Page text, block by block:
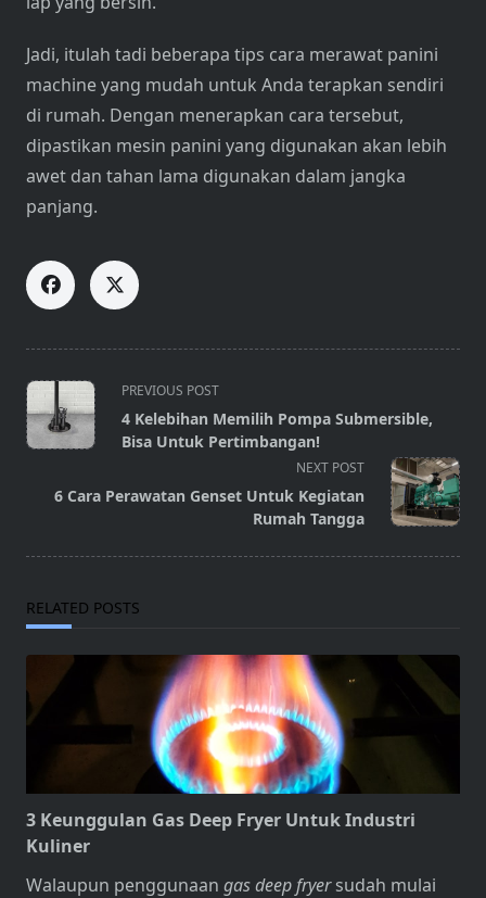
Jadi, itulah tadi beberapa tips cara merawat panini
machine yang mudah untuk Anda terapkan sendiri
di rumah. Dengan menerapkan cara tersebut,
dipastikan mesin panini yang digunakan akan lebih
awet dan tahan lama digunakan dalam jangka
panjang.
<span
class="nav-
subtitle
reader-
PREVIOUS POST
4 Kelebihan Memilih Pompa Submersible,
Bisa Untuk Pertimbangan!
NEXT POST
6 Cara Perawatan Genset Untuk Kegiatan
Rumah Tangga
RELATED POSTS
3 Keunggulan Gas Deep Fryer Untuk Industri
Kuliner
Walaupun penggunaan gas deep fryersudah mulai